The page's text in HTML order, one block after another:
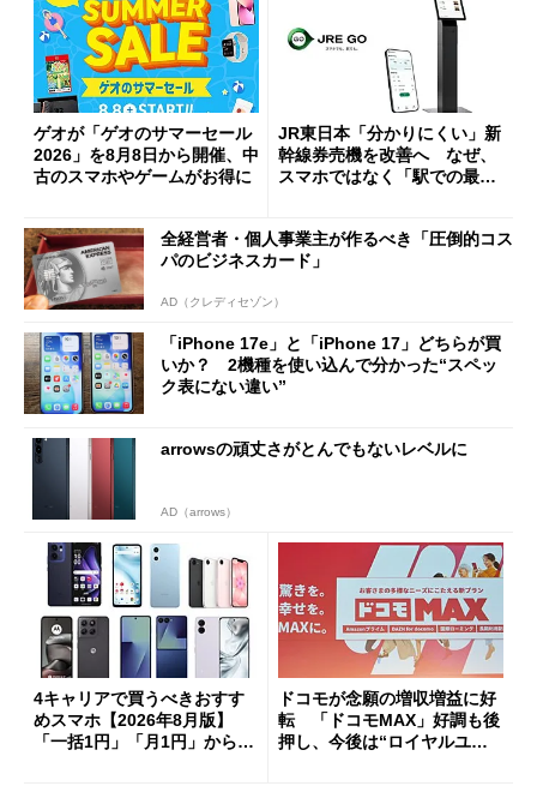
ゲオが「ゲオのサマーセール
2026」を8月8日から開催、中
古のスマホやゲームがお得に
JR東日本「分かりにくい」新
幹線券売機を改善へ なぜ、
スマホではなく「駅での最短
全経営者・個人事業主が作るべき「圧倒的コス
パのビジネスカード」
AD（クレディセゾン）
「iPhone 17e」と「iPhone 17」どちらが買
いか？ 2機種を使い込んで分かった“スペッ
ク表にない違い”
arrowsの頑丈さがとんでもないレベルに
AD（arrows）
4キャリアで買うべきおすす
めスマホ【2026年8月版】
「一括1円」「月1円」からお
ドコモが念願の増収増益に好
転 「ドコモMAX」好調も後
押し、今後は“ロイヤルユー